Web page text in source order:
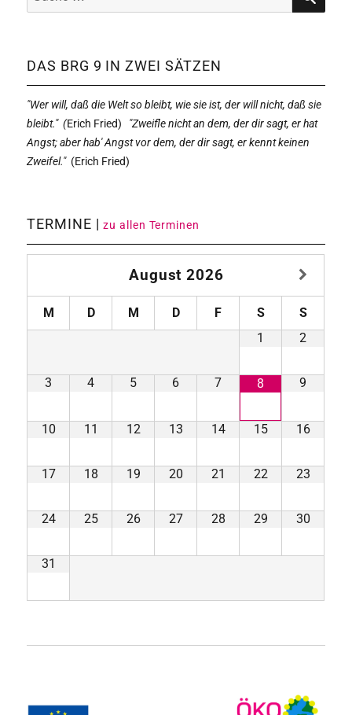
nach:
SUCHE
DAS BRG 9 IN ZWEI SÄTZEN
"Wer will, daß die Welt so bleibt, wie sie ist, der will nicht, daß sie
bleibt." (Erich Fried)
"Zweifle nicht an dem, der dir sagt, er hat
Angst; aber hab' Angst vor dem, der dir sagt, er kennt keinen
Zweifel."(Erich Fried)
TERMINE |zu allen Terminen
August 2026
M D M D F S
S
1
2
3 4 5 6 7 8 9
10 11 12 13 14 15 16
17 18 19 20 21 22 23
24 25 26 27 28 29 30
31